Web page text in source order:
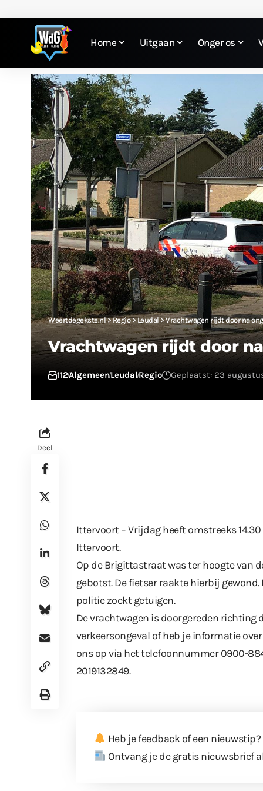
Home Uitgaan Onger os
Weertdegekste.nl>Regio>Leudal>Vrachtwagen rijdt door na
Vrachtwagen rijdt door
112AlgemeenLeudalRegio Geplaatst: 23
Deel
Ittervoort – Vrijdag heeft omstreeks
Ittervoort.
Op de Brigittastraat was ter hoogte van
gebotst. De fietser raakte hierbij
politiezoekt getuigen.
De vrachtwagen is doorgereden richting
verkeersongeval of heb je informatie
ons op via het telefoonnummer 0900-
2019132849.
Heb je feedback of een nieuwstip?
Ontvang je de gratis nieuwsbrief